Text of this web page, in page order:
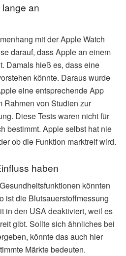
an
mit der Apple Watch
darauf, dass Apple an einem
Damals hieß es, dass eine
könnte. Daraus wurde
eine entsprechende App
Rahmen von Studien zur
Diese Tests waren nicht für
bestimmt. Apple selbst hat nie
ob die Funktion marktreif wird.
haben
könnten
ist die Blutsauerstoffmessung
in den USA deaktiviert, weil es
gibt. Sollte sich ähnliches bei
könnte das auch hier
Märkte bedeuten.